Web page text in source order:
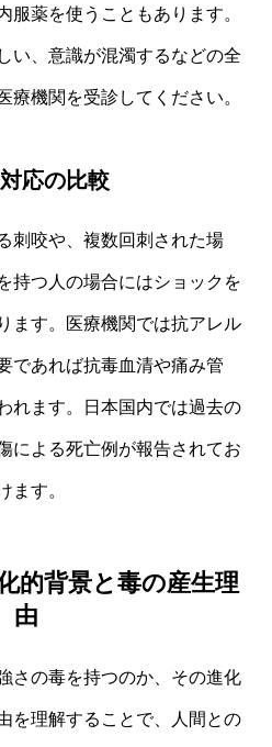
服薬を使うこともあります。
い、意識が混濁するなどの全
療機関を受診してください。
応の比較
刺咬や、複数回刺された場
持つ人の場合にはショックを
ます。医療機関では抗アレル
であれば抗毒血清や痛み管
れます。日本国内では過去の
による死亡例が報告されてお
ます。
的背景と毒の産生理
由
さの毒を持つのか、その進化
を理解することで、人間との